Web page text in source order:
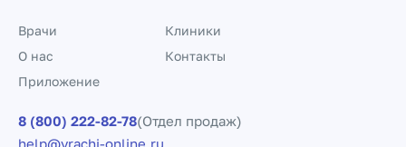
Врачи
Клиники
О нас
Контакты
Приложение
8 (800) 222-82-78(Отдел продаж)
help@vrachi-online.ru